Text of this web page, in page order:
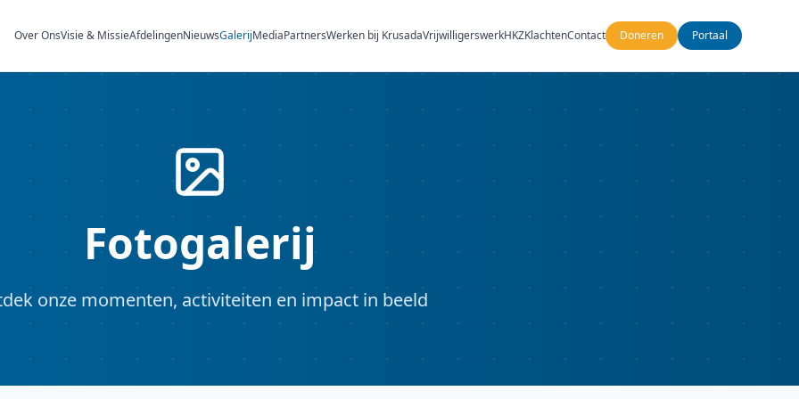
Over OnsVisie & MissieAfdelingenNieuwsGalerijMediaPartnersWerken bij KrusadaVrijwilligerswerkHKZKlachtenContact Doneren Portaal
Fotogalerij
onze momenten, activiteiten en impact in beeld